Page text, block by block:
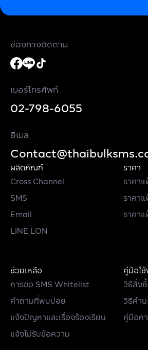
ช่องทางติดตาม
เบอร์โทรศัพท์
02-798-6055
อีเมล
ผลิตภัณฑ์
Cross Channel
SMS
Email
LINE LON
ราคา
ราคา
ราคา
ราคา
ช่วยเหลือ
การขอ SMS Whitelist
คำถามที่พบบ่อย
แจ้งปัญหาและเรื่องร้องเรียน
แจ้งไม่รับข้อความ
คู่มือใ
วิธีสั่ง
วิธีคำ
คู่มือก